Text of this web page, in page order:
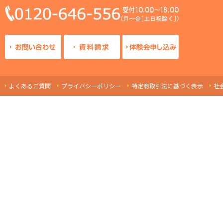
よくあるご質問 プライバシーポリシー 特定商取引法に基づく表示 社